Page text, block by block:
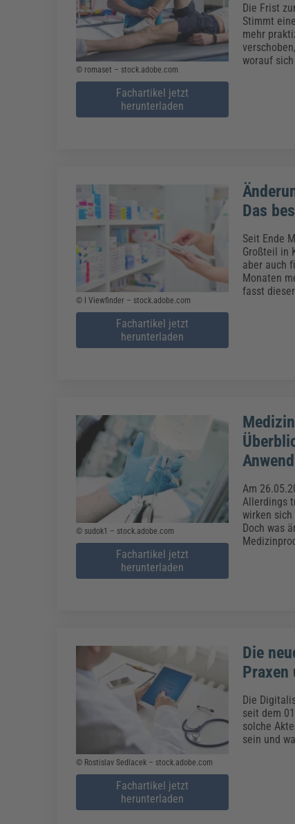
© romaset – stock.adobe.com
Fachartikel jetzt
herunterladen
Die Frist
Stimmt
mehr
worauf
© I Viewfinder – stock.adobe.com
Fachartikel jetzt
herunterladen
Das
Seit Ende
Großteil in
aber auch
Monaten
fasst
© sudok1 – stock.adobe.com
Fachartikel jetzt
herunterladen
Am
Allerdings
wirken
Doch was
© Rostislav Sedlacek – stock.adobe.com
Fachartikel jetzt
herunterladen
Die
Praxen
Die
seit dem
solche
sein und